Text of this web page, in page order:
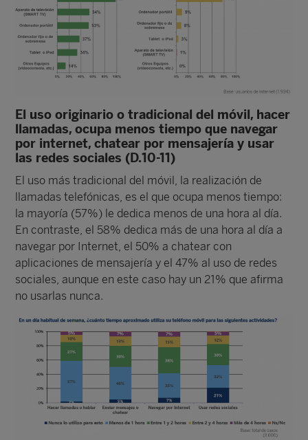
El uso originario o tradicional del móvil, hacer
llamadas, ocupa menos tiempo que navegar
por internet, chatear por mensajería y usar
las redes sociales (D.10-11)
El uso más tradicional del móvil, la realización de
llamadas telefónicas, es el que ocupa menos tiempo:
la mayoría (57%) le dedica menos de una hora al día.
En contraste, el 58% dedica más de una hora al día a
navegar por Internet, el 50% a chatear con
aplicaciones de mensajería y el 47% al uso de redes
sociales, aunque en este caso hay un 21% que afirma
no usarlas nunca.